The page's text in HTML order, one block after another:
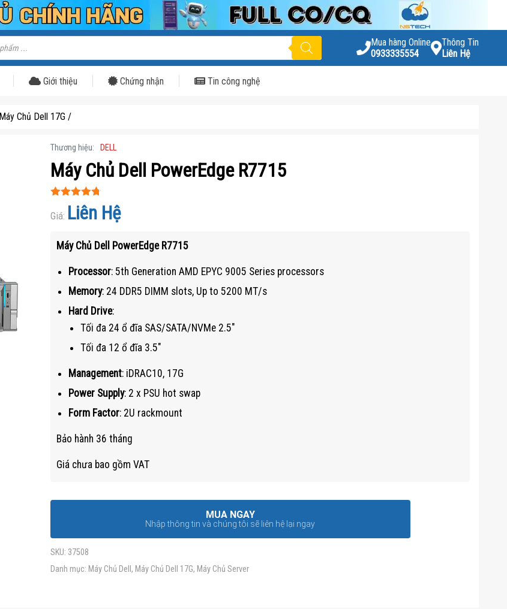
Mua hàng Online
0933335554
Thông Tin
Liên Hệ
Giới thiệu Chứng nhận Tin công nghệ
Máy Chủ Dell 17G /
Thương hiệu: DELL
Máy Chủ Dell PowerEdge R7715
Được xếp
hạng4.75
Giá: Liên Hệ
Máy Chủ Dell PowerEdge R7715
Processor: 5th Generation AMD EPYC 9005 Series processors
Memory: 24 DDR5 DIMM slots, Up to 5200 MT/s
Hard Drive:
Tối đa 24 ổ đĩa SAS/SATA/NVMe 2.5″
Tối đa 12 ổ đĩa 3.5″
Management: iDRAC10, 17G
Power Supply: 2 x PSU hot swap
Form Factor: 2U rackmount
Bảo hành 36 tháng
Giá chưa bao gồm VAT
MUA NGAY
Nhập thông tin và chúng tôi sẽ liên hệ lại ngay
SKU: 37508
Danh mục: Máy Chủ Dell, Máy Chủ Dell 17G, Máy Chủ Server